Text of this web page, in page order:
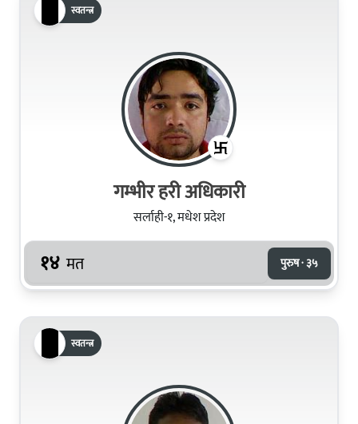
स्वतन्त्र
गम्भीर हरी अधिकारी
सर्लाही-१, मधेश प्रदेश
१४ मत पुरुष · ३५
स्वतन्त्र